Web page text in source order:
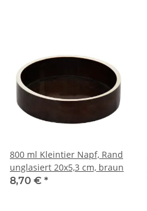
800 ml Kleintier Napf, Rand
unglasiert 20x5,3 cm, braun
8,70 € *